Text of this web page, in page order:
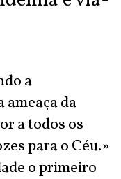
a
da
a todos os
para o Céu.»
o primeiro